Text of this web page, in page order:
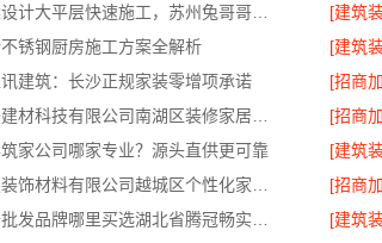
[建筑
锈钢厨房施工方案全解析 [建筑
建筑：长沙正规家装零增项承诺 [招商
[招商
家公司哪家专业？源头直供更可靠 [建筑
[招商
[建筑